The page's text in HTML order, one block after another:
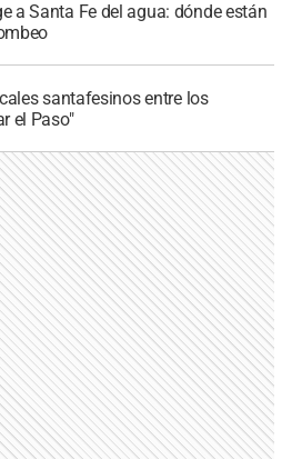
a Santa Fe del agua: dónde están
santafesinos entre los
el Paso"